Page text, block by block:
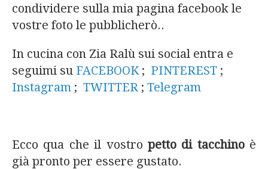
condividere sulla mia pagina facebook le
vostre foto le pubblicherò..
In cucina con Zia Ralù sui social entra e
seguimi su FACEBOOK ; PINTEREST ;
Instagram ; TWITTER ; Telegram
Ecco qua che il vostro petto di tacchino è
già pronto per essere gustato.